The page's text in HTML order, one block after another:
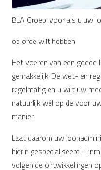
BLA Groep: voor als u uw
op orde wilt hebben
Het voeren van een
gemakkelijk. De wet- en
regelmatig en u wilt uw
natuurlijk wél op de voor
manier.
Laat daarom uw
hierin gespecialiseerd –
volgen de ontwikkelingen